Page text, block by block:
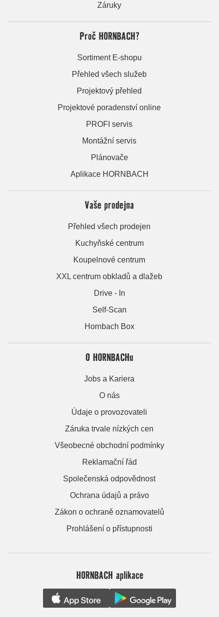
Záruky
Proč HORNBACH?
Sortiment E-shopu
Přehled všech služeb
Projektový přehled
Projektové poradenství online
PROFI servis
Montážní servis
Plánovače
Aplikace HORNBACH
Vaše prodejna
Přehled všech prodejen
Kuchyňské centrum
Koupelnové centrum
XXL centrum obkladů a dlažeb
Drive - In
Self-Scan
Hornbach Box
O HORNBACHu
Jobs a Kariera
O nás
Údaje o provozovateli
Záruka trvale nízkých cen
Všeobecné obchodní podmínky
Reklamační řád
Společenská odpovědnost
Ochrana údajů a právo
Zákon o ochraně oznamovatelů
Prohlášení o přístupnosti
HORNBACH aplikace